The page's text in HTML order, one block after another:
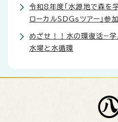
令和8年度「水源地で森を
ローカルSDGsツアー」参
めざせ！！水の環復活−学
水場と水循環